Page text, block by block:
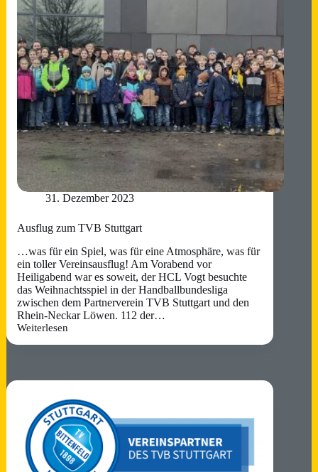
31. Dezember 2023
Ausflug zum TVB Stuttgart
…was für ein Spiel, was für eine Atmosphäre, was für
ein toller Vereinsausflug! Am Vorabend vor
Heiligabend war es soweit, der HCL Vogt besuchte
das Weihnachtsspiel in der Handballbundesliga
zwischen dem Partnerverein TVB Stuttgart und den
Rhein-Neckar Löwen. 112 der…
Weiterlesen
Ausflug
zum